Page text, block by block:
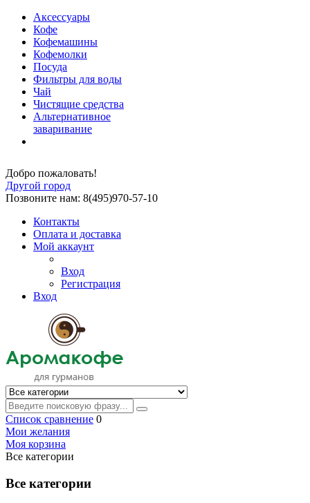
Аксессуары
Кофе
Кофемашины
Кофемолки
Посуда
Фильтры для воды
Чай
Чистящие средства
Альтернативное
заваривание
Добро пожаловать!
Другой город
Позвоните нам: 8(495)970-57-10
Контакты
Оплата и доставка
Мой аккаунт
Вход
Регистрация
Вход
Список сравнение 0
Мои желания
Моя корзина
Все категории
Все категории